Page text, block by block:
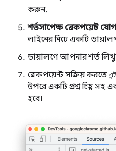
করুন.
শর্তসাপেক্ষ ব্রেকপয়েন্ট
লাইনের নিচে একটি
ডায়ালগে আপনার শর্ত
ব্রেকপয়েন্ট সক্রিয় করতে
উপরে একটি প্রশ্ন চিহ্ন সহ
হবে।